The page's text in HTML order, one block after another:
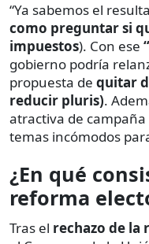
“Ya sabemos el
como preguntar si
impuestos). Con ese
gobierno podría
propuesta de quitar
reducir pluris).
atractiva de
temas incómodos
¿En qué
reforma
Tras el rechazo de